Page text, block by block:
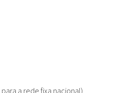
a rede fixa nacional)